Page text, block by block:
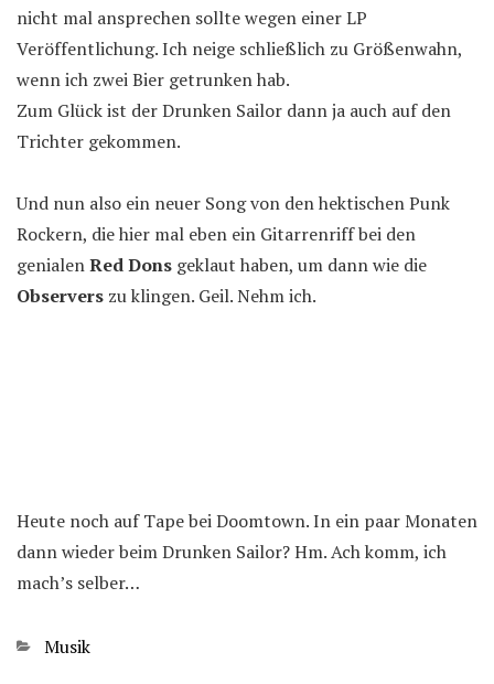
nicht mal ansprechen sollte wegen einer LP
Veröffentlichung. Ich neige schließlich zu Größenwahn,
wenn ich zwei Bier getrunken hab.
Zum Glück ist der Drunken Sailor dann ja auch auf den
Trichter gekommen.
Und nun also ein neuer Song von den hektischen Punk
Rockern, die hier mal eben ein Gitarrenriff bei den
genialenRed Dons geklaut haben, um dann wie die
Observers zu klingen. Geil. Nehm ich.
Heute noch auf Tape bei Doomtown. In ein paar Monaten
dann wieder beim Drunken Sailor? Hm. Ach komm, ich
mach’s selber…
Kategorien
Musik